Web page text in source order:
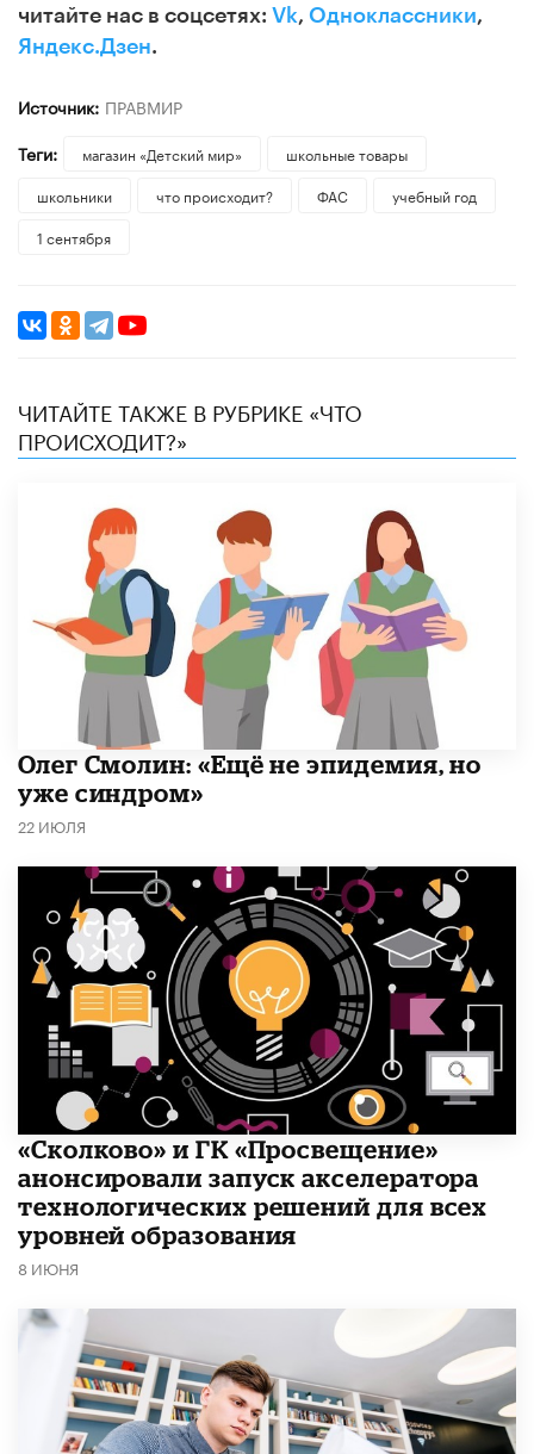
читайте нас в соцсетях: Vk, Одноклассники,
Яндекс.Дзен.
Источник: ПРАВМИР
Теги:
магазин «Детский мир»
школьные товары
школьники
что происходит? ФАС
учебный год
1 сентября
ЧИТАЙТЕ ТАКЖЕ В РУБРИКЕ «ЧТО
ПРОИСХОДИТ?»
​Олег Смолин: «Ещё не эпидемия, но
уже синдром»
22 ИЮЛЯ
«Сколково» и ГК «Просвещение»
анонсировали запуск акселератора
технологических решений для всех
уровней образования
8 ИЮНЯ